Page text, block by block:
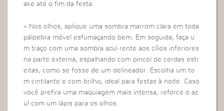
ake até o fim da festa.
– Nos olhos, aplique uma sombra marrom clara em toda
pálpebra móvel esfumaçando bem. Em seguida, faça u
m traço com uma sombra azul rente aos cílios inferiores
na parte externa, espalhando com pincel de cerdas estr
eitas, como se fosse de um delineador. Escolha um to
m cintilante e com brilho, ideal para festas à noite. Caso
você prefira uma maquiagem mais intensa, reforce o az
ul com um lápis para os olhos.